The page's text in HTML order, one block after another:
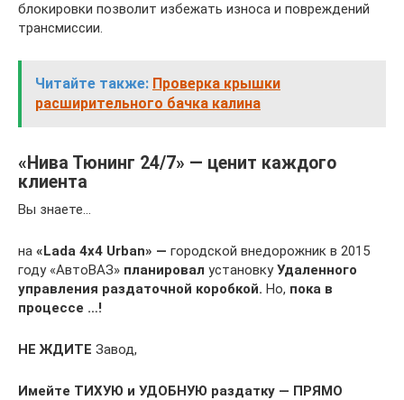
блокировки позволит избежать износа и повреждений
трансмиссии.
Читайте также: Проверка крышки
расширительного бачка калина
«Нива Тюнинг 24/7» — ценит каждого
клиента
Вы знаете…
на «Lada 4х4 Urban» — городской внедорожник в 2015
году «АвтоВАЗ» планировал установкуУдаленного
управления раздаточной коробкой. Но, пока в
процессе …!
НЕ ЖДИТЕ Завод,
Имейте ТИХУЮ и УДОБНУЮ раздатку — ПРЯМО